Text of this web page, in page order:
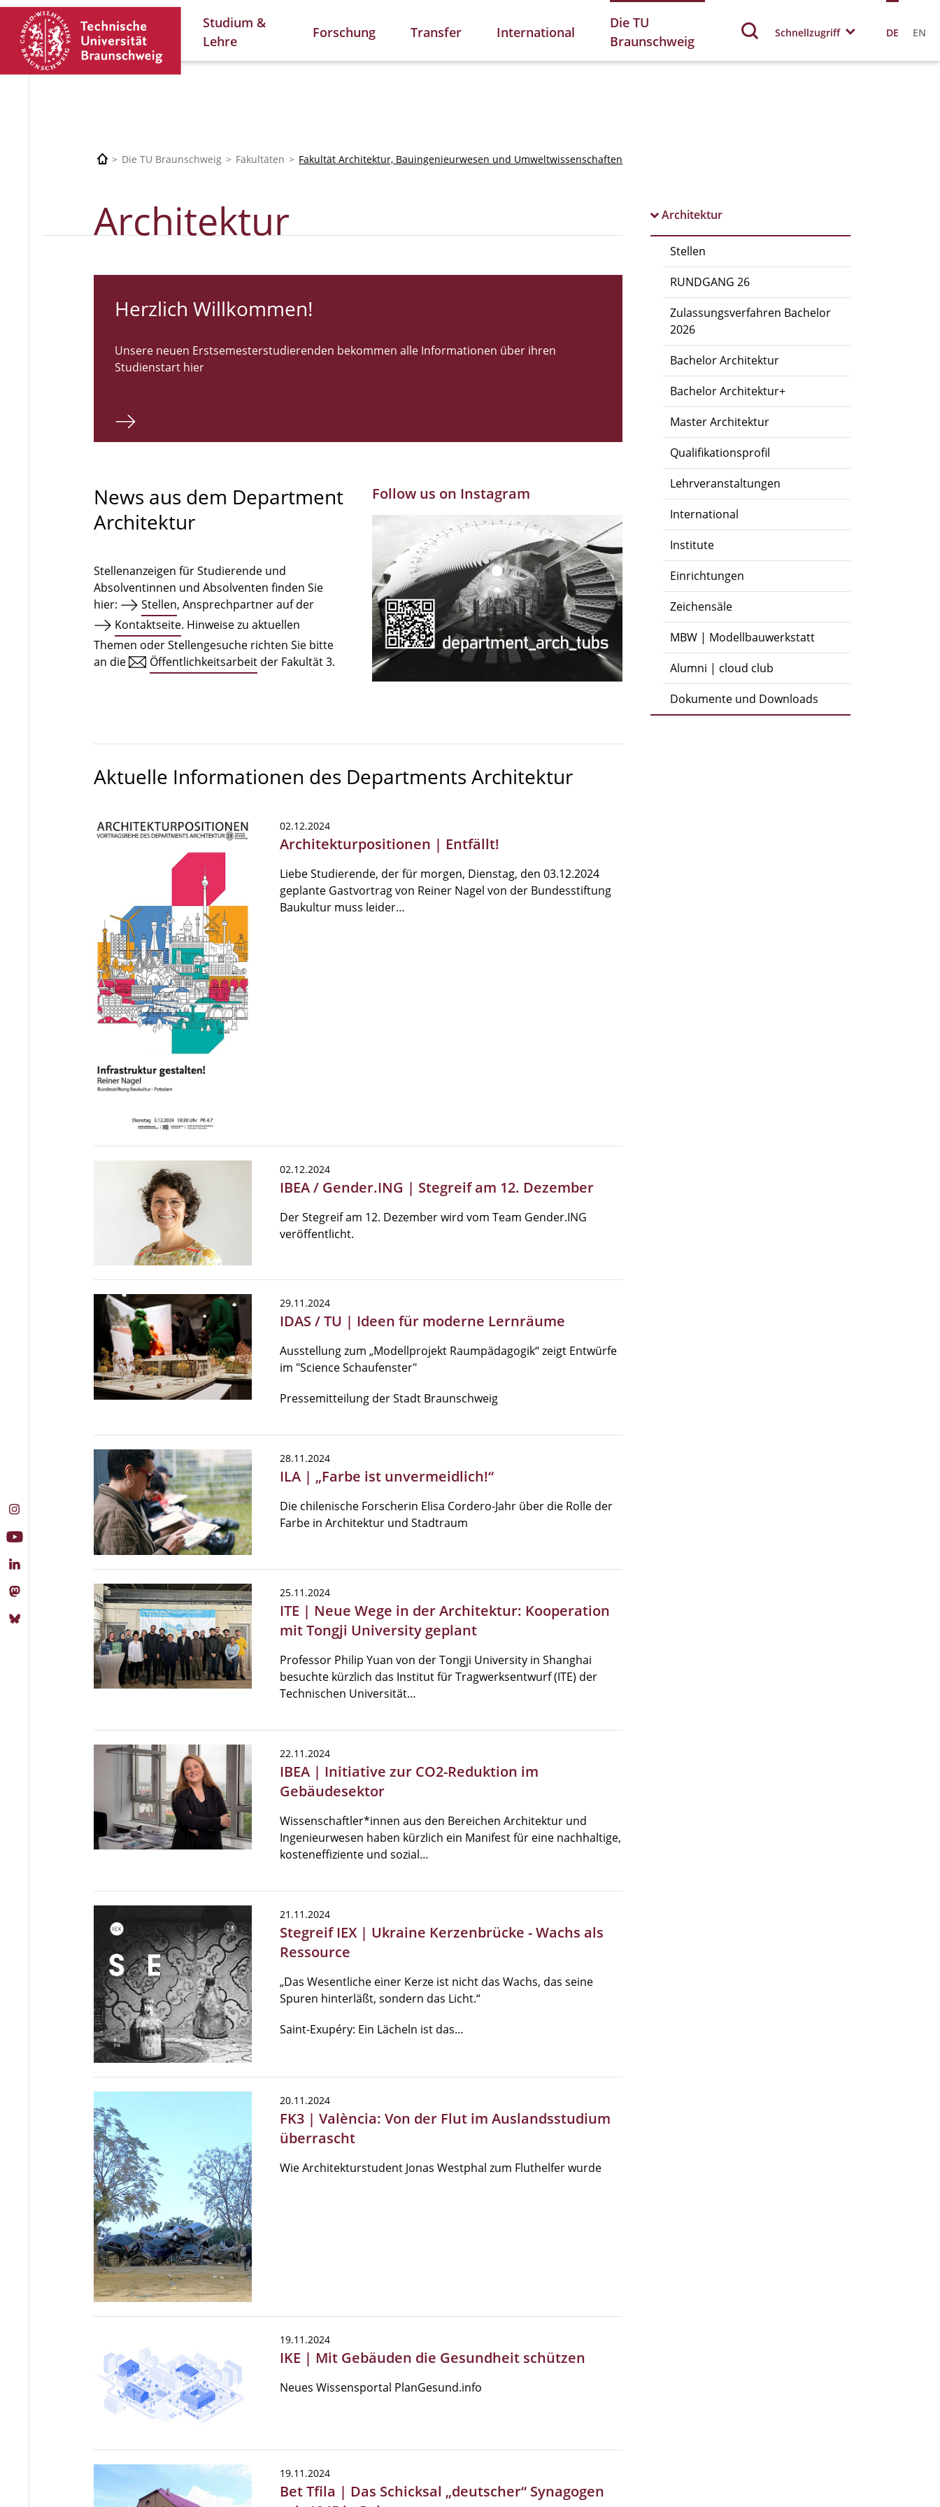
Studium &
Lehre
Forschung Transfer International
Die TU
Braunschweig
Schnellzugriff DE EN
Die TU Braunschweig Fakultäten Fakultät Architektur, Bauingenieurwesen und Umweltwissenschaften
Architektur
Stellen
RUNDGANG 26
Zulassungsverfahren Bachelor
2026
Bachelor Architektur
Bachelor Architektur+
Master Architektur
Qualifikationsprofil
Lehrveranstaltungen
International
Institute
Einrichtungen
Zeichensäle
MBW | Modellbauwerkstatt
Alumni | cloud club
Dokumente und Downloads
Architektur
Herzlich Willkommen!
Unsere neuen Erstsemesterstudierenden bekommen alle Informationen über ihren
Studienstart hier
News aus dem Department
Architektur
Stellenanzeigen für Studierende und
Absolventinnen und Absolventen finden Sie
hier:
Stellen, Ansprechpartner auf der
Kontaktseite. Hinweise zu aktuellen
Themen oder Stellengesuche richten Sie bitte
an die
Öffentlichkeitsarbeit der Fakultät 3.
Follow us on Instagram
Aktuelle Informationen des Departments Architektur
02.12.2024
Architekturpositionen | Entfällt!
Liebe Studierende, der für morgen, Dienstag, den 03.12.2024
geplante Gastvortrag von Reiner Nagel von der Bundesstiftung
Baukultur muss leider…
02.12.2024
IBEA / Gender.ING | Stegreif am 12. Dezember
Der Stegreif am 12. Dezember wird vom Team Gender.ING
veröffentlicht.
29.11.2024
IDAS / TU | Ideen für moderne Lernräume
Ausstellung zum „Modellprojekt Raumpädagogik“ zeigt Entwürfe
im "Science Schaufenster"
Pressemitteilung der Stadt Braunschweig
28.11.2024
ILA | „Farbe ist unvermeidlich!“
Die chilenische Forscherin Elisa Cordero-Jahr über die Rolle der
Farbe in Architektur und Stadtraum
25.11.2024
ITE | Neue Wege in der Architektur: Kooperation
mit Tongji University geplant
Professor Philip Yuan von der Tongji University in Shanghai
besuchte kürzlich das Institut für Tragwerksentwurf (ITE) der
Technischen Universität…
22.11.2024
IBEA | Initiative zur CO2-Reduktion im
Gebäudesektor
Wissenschaftler*innen aus den Bereichen Architektur und
Ingenieurwesen haben kürzlich ein Manifest für eine nachhaltige,
kosteneffiziente und sozial…
21.11.2024
Stegreif IEX | Ukraine Kerzenbrücke - Wachs als
Ressource
„Das Wesentliche einer Kerze ist nicht das Wachs, das seine
Spuren hinterläßt, sondern das Licht.“
Saint-Exupéry: Ein Lächeln ist das…
20.11.2024
FK3 | València: Von der Flut im Auslandsstudium
überrascht
Wie Architekturstudent Jonas Westphal zum Fluthelfer wurde
19.11.2024
IKE | Mit Gebäuden die Gesundheit schützen
Neues Wissensportal PlanGesund.info
19.11.2024
Bet Tfila | Das Schicksal „deutscher“ Synagogen